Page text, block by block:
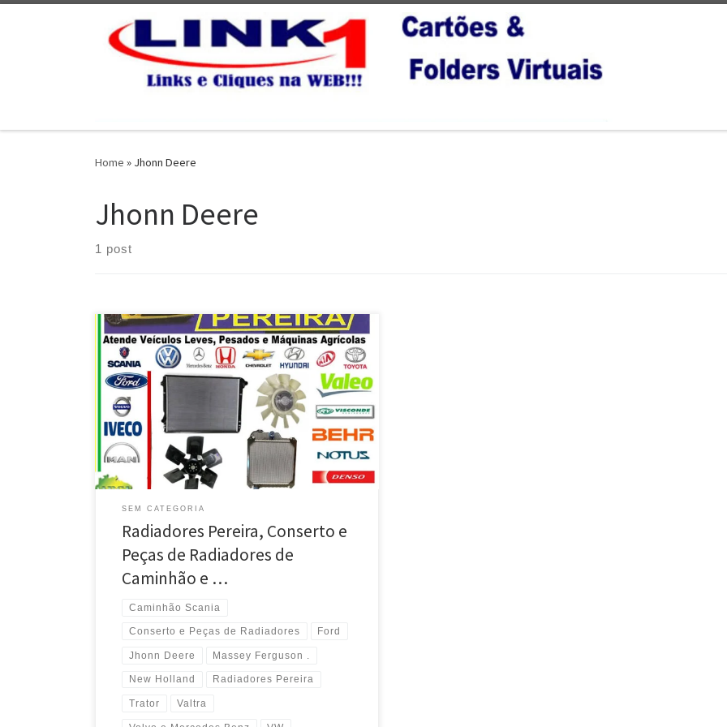
Home » Jhonn Deere
Jhonn Deere
1 post
Radiadores Pereira , Conserto radiadores de
Caminhão Scania – BR 040 – Km 18 – Luziânia / GO
Radiadores Pereira , Conserto e Peças para trator
Massey Ferguson – BR 040 – Luziânia / GO Radiadores
Pereira, Carreta Volvo , Conserto de Radiador e
Ventoinha, BR 040 – Km 18 […]
SEM CATEGORIA
Radiadores Pereira, Conserto e
Peças de Radiadores de
Caminhão e …
Caminhão Scania
Conserto e Peças de Radiadores Ford
Jhonn Deere Massey Ferguson .
New Holland Radiadores Pereira
Trator Valtra